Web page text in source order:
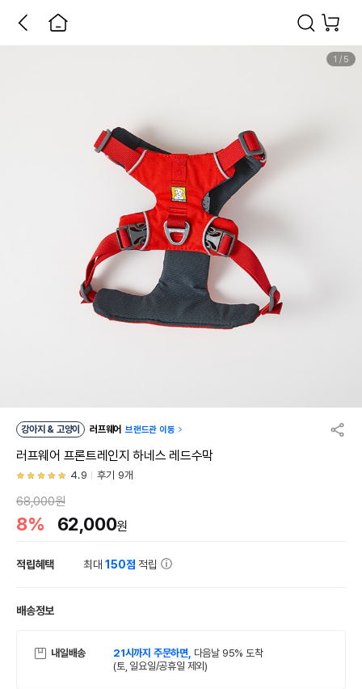
1 / 5
강아지 & 고양이 러프웨어 브랜드관 이동
러프웨어 프론트레인지 하네스 레드수막
4.9 후기 9개
68,000원
8% 62,000원
적립혜택 최대150점 적립
배송정보
내일배송 21시까지 주문하면, 다음날 95% 도착
(토, 일요일/공휴일 제외)